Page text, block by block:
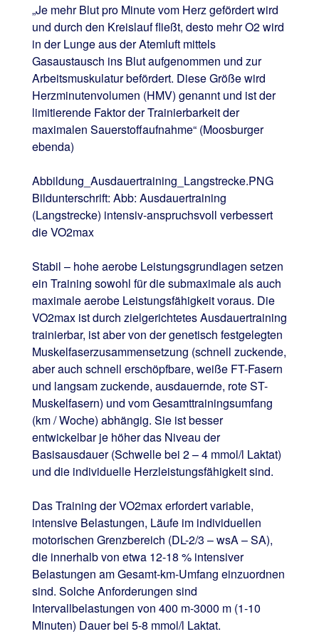
„Je mehr Blut pro Minute vom Herz gefördert wird
und durch den Kreislauf fließt, desto mehr O2 wird
in der Lunge aus der Atemluft mittels
Gasaustausch ins Blut aufgenommen und zur
Arbeitsmuskulatur befördert. Diese Größe wird
Herzminutenvolumen (HMV) genannt und ist der
limitierende Faktor der Trainierbarkeit der
maximalen Sauerstoffaufnahme“ (Moosburger
ebenda)
Abbildung_Ausdauertraining_Langstrecke.PNG
Bildunterschrift: Abb: Ausdauertraining
(Langstrecke) intensiv-anspruchsvoll verbessert
die VO2max
Stabil – hohe aerobe Leistungsgrundlagen setzen
ein Training sowohl für die submaximale als auch
maximale aerobe Leistungsfähigkeit voraus. Die
VO2max ist durch zielgerichtetes Ausdauertraining
trainierbar, ist aber von der genetisch festgelegten
Muskelfaserzusammensetzung (schnell zuckende,
aber auch schnell erschöpfbare, weiße FT-Fasern
und langsam zuckende, ausdauernde, rote ST-
Muskelfasern) und vom Gesamttrainingsumfang
(km / Woche) abhängig. Sie ist besser
entwickelbar je höher das Niveau der
Basisausdauer (Schwelle bei 2 – 4 mmol/l Laktat)
und die individuelle Herzleistungsfähigkeit sind.
Das Training der VO2max erfordert variable,
intensive Belastungen, Läufe im individuellen
motorischen Grenzbereich (DL-2/3 – wsA – SA),
die innerhalb von etwa 12-18 % intensiver
Belastungen am Gesamt-km-Umfang einzuordnen
sind. Solche Anforderungen sind
Intervallbelastungen von 400 m-3000 m (1-10
Minuten) Dauer bei 5-8 mmol/l Laktat.